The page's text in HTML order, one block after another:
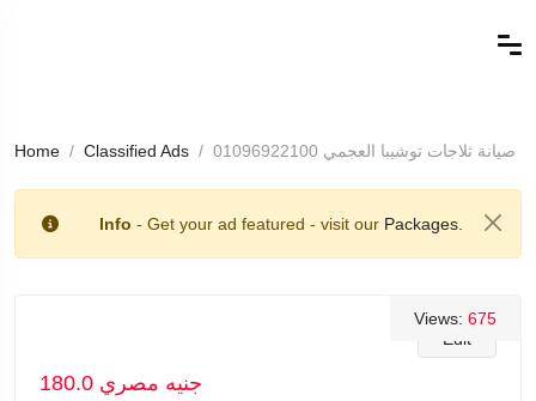
Home Classified Ads صيانة ثلاجات توشيبا العجمي 01096922100
Info - Get your ad featured - visit our Packages.
Edit
Views: 675
180.0 جنيه مصري